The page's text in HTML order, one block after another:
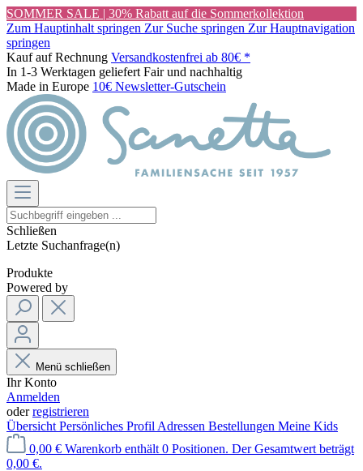
SOMMER SALE | 30% Rabatt auf die Sommerkollektion
Zum Hauptinhalt springen Zur Suche springen Zur Hauptnavigation
springen
Kauf auf Rechnung Versandkostenfrei ab 80€ *
In 1-3 Werktagen geliefert Fair und nachhaltig
Made in Europe 10€ Newsletter-Gutschein
Schließen
Letzte Suchanfrage(n)
Produkte
Powered by
Menü schließen
Ihr Konto
Anmelden
oderregistrieren
Übersicht Persönliches Profil Adressen Bestellungen Meine Kids
0,00 € Warenkorb enthält 0 Positionen. Der Gesamtwert beträgt
0,00 €.